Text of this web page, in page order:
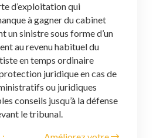
d’exploitation qui
à gagner du cabinet
un sinistre sous forme d’un
au revenu habituel du
en temps ordinaire
protection juridique en cas de
ou juridiques
conseils jusqu’à la défense
le tribunal.